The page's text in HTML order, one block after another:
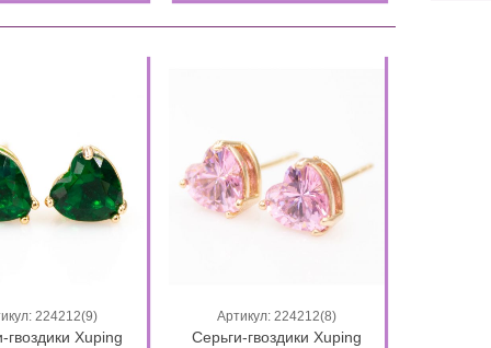
просмотр
224212(9)
гвоздики Xuping
Быстрый просмотр
Артикул: 224212(8)
Серьги-гвоздики Xuping